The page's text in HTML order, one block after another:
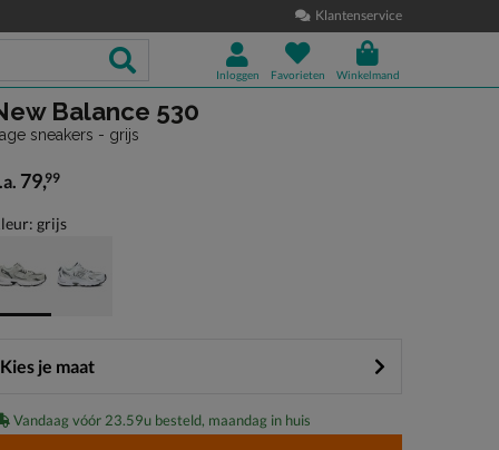
Klantenservice
Inloggen Favorieten Winkelmand
Balance 530
sneakers - grijs
€ 79,99
79,99
grijs
Kies je maat
Vandaag vóór 23.59u besteld, maandag in huis